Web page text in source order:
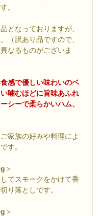
。
となっておりますが、
（訳あり品ですので、
なるものがございま
感で優しい味わいのベ
噛むほどに旨味あふれ
シーで柔らかいハム、
家族の好みや料理によ
す。
＞
てスモークをかけて香
り落としです。
＞